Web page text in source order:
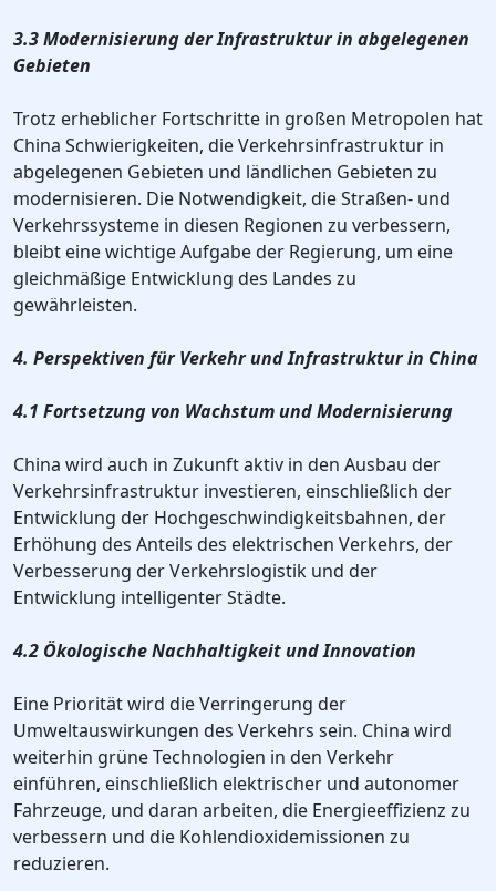
3.3 Modernisierung der Infrastruktur in abgelegenen
Gebieten
Trotz erheblicher Fortschritte in großen Metropolen hat
China Schwierigkeiten, die Verkehrsinfrastruktur in
abgelegenen Gebieten und ländlichen Gebieten zu
modernisieren. Die Notwendigkeit, die Straßen- und
Verkehrssysteme in diesen Regionen zu verbessern,
bleibt eine wichtige Aufgabe der Regierung, um eine
gleichmäßige Entwicklung des Landes zu
gewährleisten.
4. Perspektiven für Verkehr und Infrastruktur in China
4.1 Fortsetzung von Wachstum und Modernisierung
China wird auch in Zukunft aktiv in den Ausbau der
Verkehrsinfrastruktur investieren, einschließlich der
Entwicklung der Hochgeschwindigkeitsbahnen, der
Erhöhung des Anteils des elektrischen Verkehrs, der
Verbesserung der Verkehrslogistik und der
Entwicklung intelligenter Städte.
4.2 Ökologische Nachhaltigkeit und Innovation
Eine Priorität wird die Verringerung der
Umweltauswirkungen des Verkehrs sein. China wird
weiterhin grüne Technologien in den Verkehr
einführen, einschließlich elektrischer und autonomer
Fahrzeuge, und daran arbeiten, die Energieeffizienz zu
verbessern und die Kohlendioxidemissionen zu
reduzieren.